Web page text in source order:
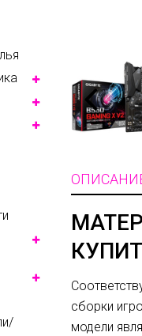
сборки
модели